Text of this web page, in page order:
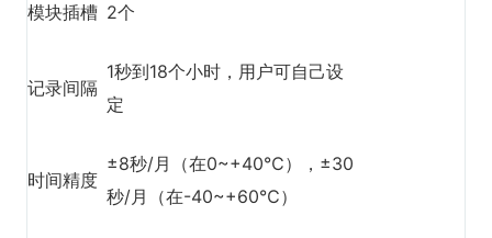
模块插槽 2个
记录间隔
1秒到18个小时，用户可自己设
定
时间精度
±8秒/月（在0~+40℃），±30
秒/月（在-40~+60℃）